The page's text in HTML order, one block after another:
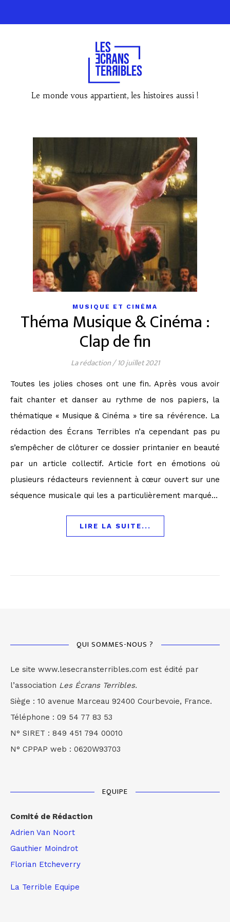
Le monde vous appartient, les histoires aussi !
MUSIQUE ET CINÉMA
Théma Musique & Cinéma :
Clap de fin
La rédaction/ 10 juillet 2021
Toutes les jolies choses ont une fin. Après vous avoir
fait chanter et danser au rythme de nos papiers, la
thématique « Musique & Cinéma » tire sa révérence. La
rédaction des Écrans Terribles n’a cependant pas pu
s’empêcher de clôturer ce dossier printanier en beauté
par un article collectif. Article fort en émotions où
plusieurs rédacteurs reviennent à cœur ouvert sur une
séquence musicale qui les a particulièrement marqué…
LIRE LA SUITE...
QUI SOMMES-NOUS ?
Le site www.lesecransterribles.com est édité par
l’association Les Écrans Terribles.
Siège : 10 avenue Marceau 92400 Courbevoie, France.
Téléphone : 09 54 77 83 53
N° SIRET : 849 451 794 00010
N° CPPAP web : 0620W93703
EQUIPE
Comité de Rédaction
Adrien Van Noort
Gauthier Moindrot
Florian Etcheverry
La Terrible Equipe